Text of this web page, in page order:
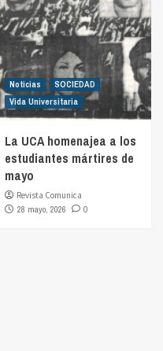
Noticias
SOCIEDAD
Vida Universitaria
La UCA homenajea a los
estudiantes mártires de
mayo
Revista Comunica
28 mayo, 2026
0